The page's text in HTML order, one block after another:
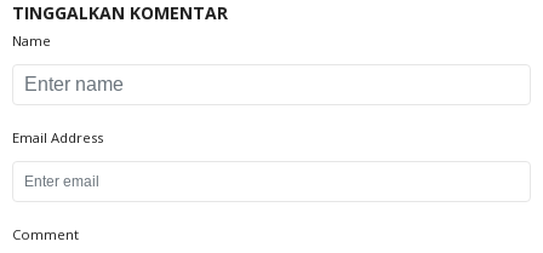
TINGGALKAN KOMENTAR
Name
Email Address
Comment